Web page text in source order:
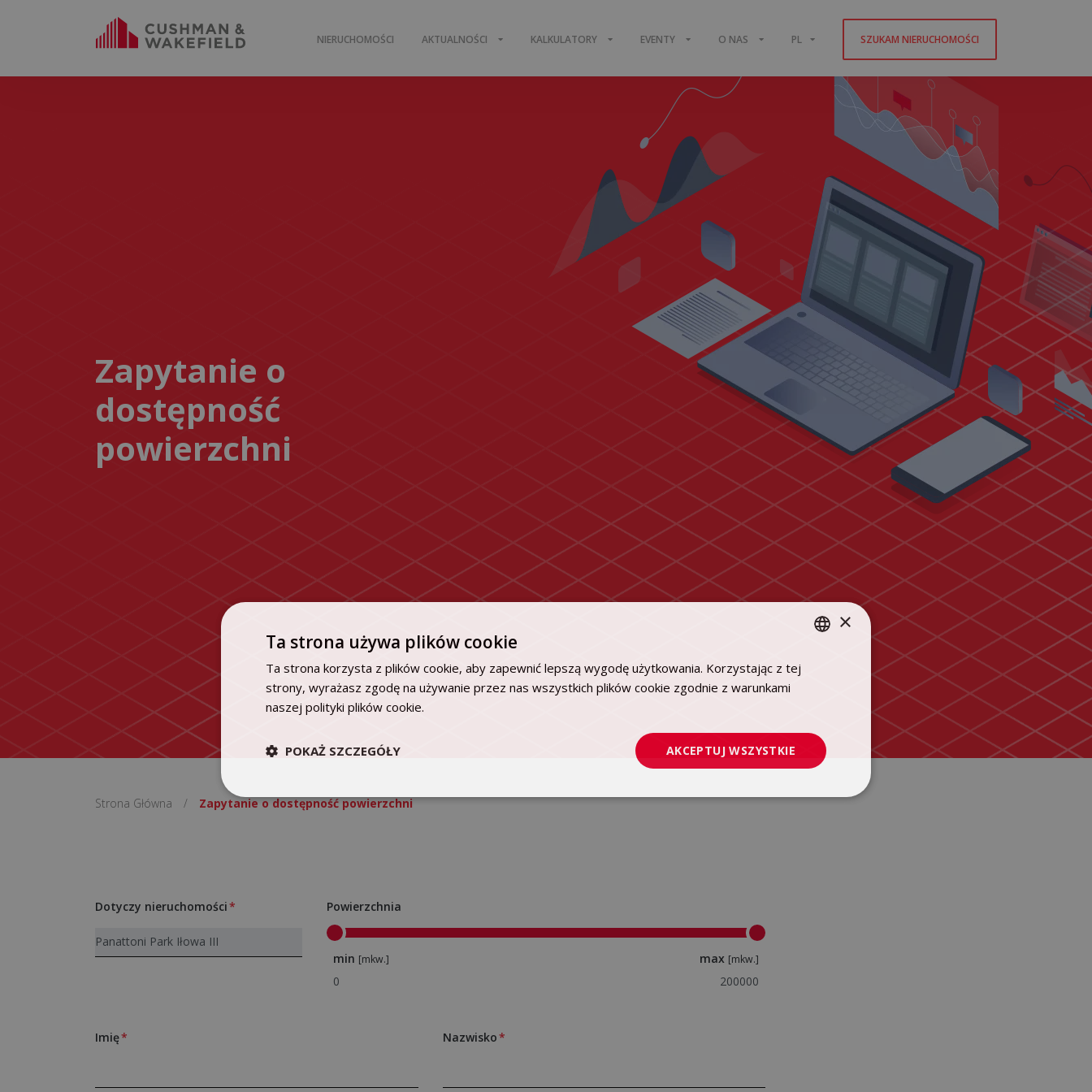
NIERUCHOMOŚCI AKTUALNOŚCI KALKULATORY EVENTY O NAS PL SZUKAM NIERUCHOMOŚCI
Zapytanie o
dostępność
powierzchni
Strona Główna / Zapytanie o dostępność powierzchni
Dotyczy nieruchomości Powierzchnia
min [mkw.] max [mkw.]
Imię Nazwisko
×
Ta strona używa plików cookie
Ta strona korzysta z plików cookie, aby zapewnić lepszą wygodę użytkowania. Korzystając z tej
strony, wyrażasz zgodę na używanie przez nas wszystkich plików cookie zgodnie z warunkami
naszej polityki plików cookie.
AKCEPTUJ WSZYSTKIE
POKAŻ SZCZEGÓŁY